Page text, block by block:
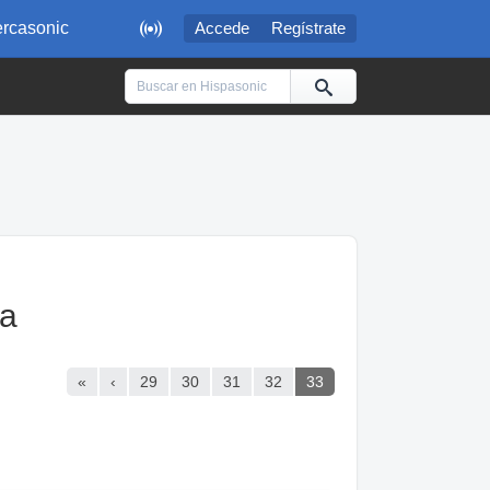
 Accede Regístrate
« ‹ 29 30 31 32 33